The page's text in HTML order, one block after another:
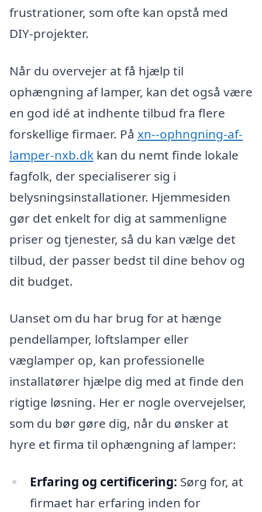
frustrationer, som ofte kan opstå med
DIY-projekter.
Når du overvejer at få hjælp til
ophængning af lamper, kan det også være
en god idé at indhente tilbud fra flere
forskellige firmaer. På xn--ophngning-af-
lamper-nxb.dk kan du nemt finde lokale
fagfolk, der specialiserer sig i
belysningsinstallationer. Hjemmesiden
gør det enkelt for dig at sammenligne
priser og tjenester, så du kan vælge det
tilbud, der passer bedst til dine behov og
dit budget.
Uanset om du har brug for at hænge
pendellamper, loftslamper eller
væglamper op, kan professionelle
installatører hjælpe dig med at finde den
rigtige løsning. Her er nogle overvejelser,
som du bør gøre dig, når du ønsker at
hyre et firma til ophængning af lamper:
Erfaring og certificering: Sørg for, at
firmaet har erfaring inden for